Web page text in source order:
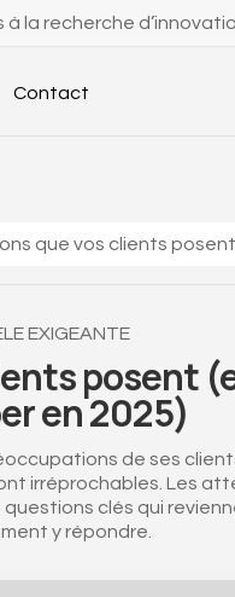
la recherche
Contact
que vos clients
EXIGEANTE
posent
en 2025)
de ses
irréprochables. Les
clés qui
y répondre.